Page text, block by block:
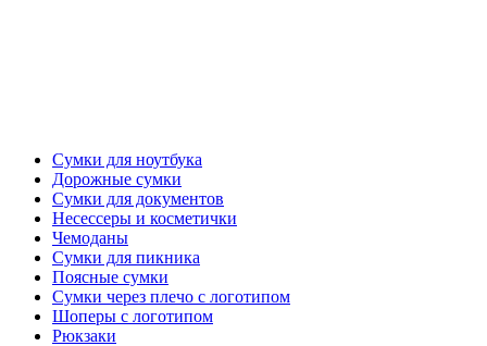
Сумки для ноутбука
Дорожные сумки
Сумки для документов
Несессеры и косметички
Чемоданы
Сумки для пикника
Поясные сумки
Сумки через плечо с логотипом
Шоперы с логотипом
Рюкзаки